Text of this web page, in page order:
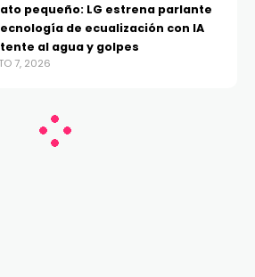
pequeño: LG estrena parlante
de ecualización con IA
al agua y golpes
7, 2026